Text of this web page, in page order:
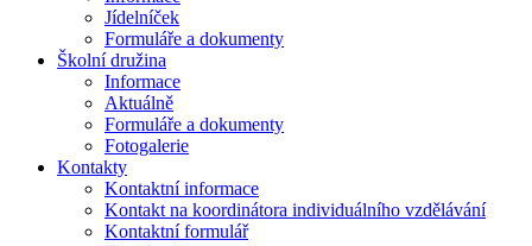
Jídelníček
Formuláře a dokumenty
Školní družina
Informace
Aktuálně
Formuláře a dokumenty
Fotogalerie
Kontakty
Kontaktní informace
Kontakt na koordinátora individuálního vzdělávání
Kontaktní formulář